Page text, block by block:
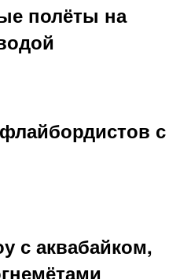
полёты на
с
с аквабайком,